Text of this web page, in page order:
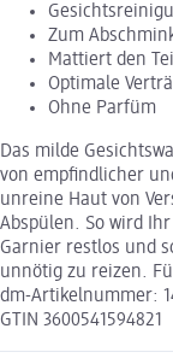
Zum
Mattiert den
Optimale
Ohne Parfüm
Das milde
von empfindlicher
unreine Haut von
Abspülen. So wird
Garnier restlos und
unnötig zu reizen.
dm-Artikelnummer:
GTIN 3600541594821